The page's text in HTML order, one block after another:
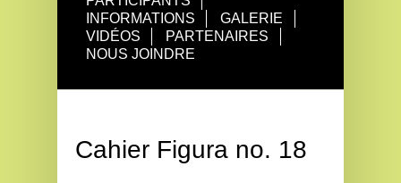
INFORMATIONS
GALERIE
VIDÉOS
PARTENAIRES
NOUS JOINDRE
Cahier Figura no. 18